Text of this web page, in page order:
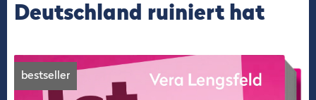
Deutschland ruiniert hat
bestseller